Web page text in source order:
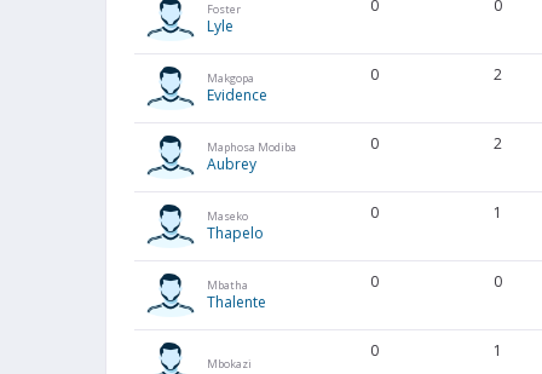
Foster
Lyle
0 0
Makgopa
Evidence
0 2
Maphosa Modiba
Aubrey
0 2
Maseko
Thapelo
0 1
Mbatha
Thalente
0 0
Mbokazi
0 1